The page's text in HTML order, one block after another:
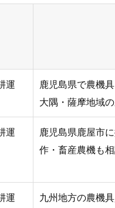
運
鹿児島県で農機
大隅・薩摩地域
運
鹿児島県鹿屋市
作・畜産農機も
運
九州地方の農機